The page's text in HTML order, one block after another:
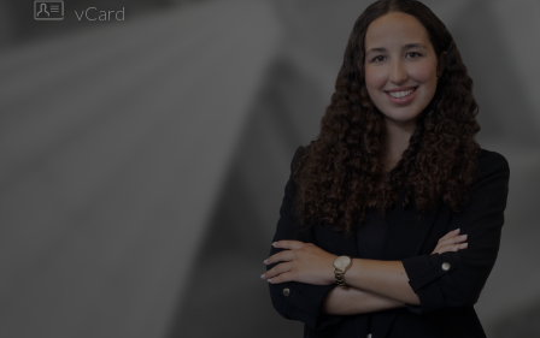
vCard